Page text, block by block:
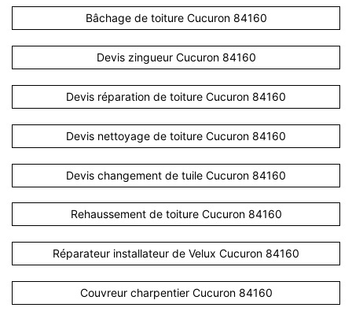
Bâchage de toiture Cucuron 84160
Devis zingueur Cucuron 84160
Devis réparation de toiture Cucuron 84160
Devis nettoyage de toiture Cucuron 84160
Devis changement de tuile Cucuron 84160
Rehaussement de toiture Cucuron 84160
Réparateur installateur de Velux Cucuron 84160
Couvreur charpentier Cucuron 84160